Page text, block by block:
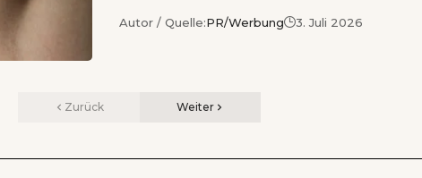
Autor / Quelle:PR/Werbung 3. Juli 2026
Zurück Weiter